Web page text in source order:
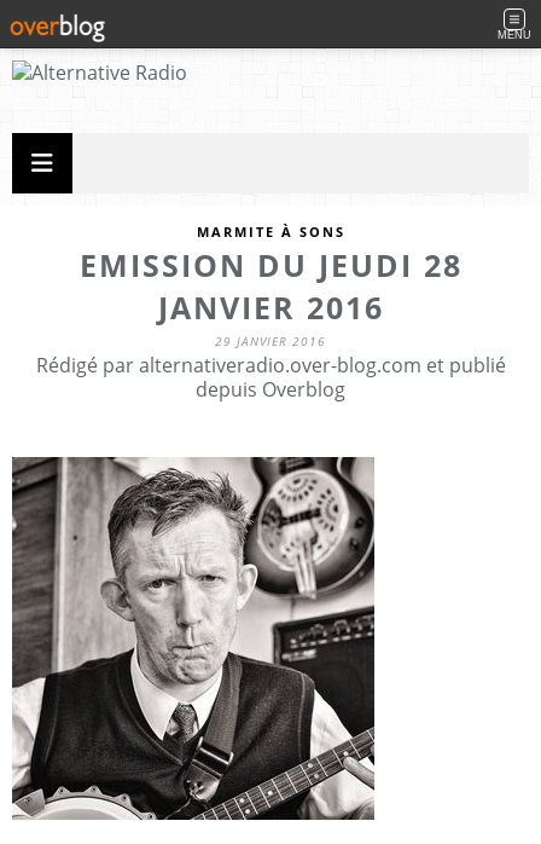
MENU
MARMITE À SONS
EMISSION DU JEUDI 28
JANVIER 2016
29 JANVIER 2016
Rédigé par alternativeradio.over-blog.com et publié
depuis Overblog